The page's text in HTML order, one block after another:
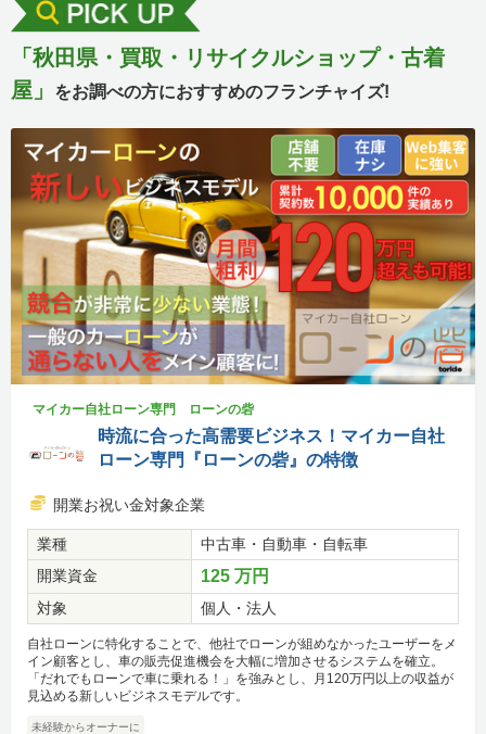
「秋田県・買取・リサイクルショップ・古着
屋」
をお調べの方におすすめのフランチャイズ!
マイカー自社ローン専門 ローンの砦
時流に合った高需要ビジネス！マイカー自社
ローン専門『ローンの砦』の特徴
開業お祝い金対象企業
業種
中古車・自動車・自転車
開業資金
125 万円
対象 個人・法人
自社ローンに特化することで、他社でローンが組めなかったユーザーをメ
イン顧客とし、車の販売促進機会を大幅に増加させるシステムを確立。
「だれでもローンで車に乗れる！」を強みとし、月120万円以上の収益が
見込める新しいビジネスモデルです。
未経験からオーナーに